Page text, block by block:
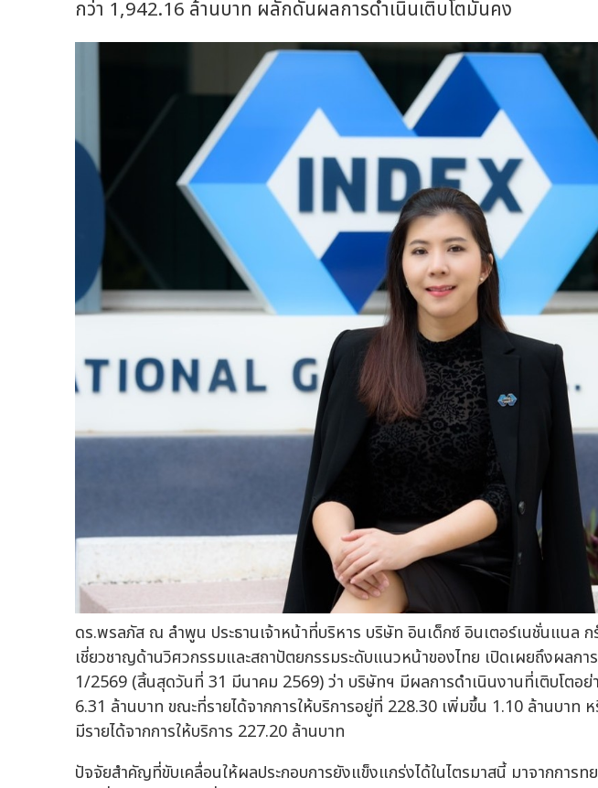
กว่า 1,942.16 ล้านบาท ผลักดันผลการดำเนินเติบโตมั่นคง
ดร.พรลภัส ณ ลำพูน ประธานเจ้าหน้าที่บริหาร บริษัท อินเด็กซ์ อินเตอร์เนชั่นแนล
เชี่ยวชาญด้านวิศวกรรมและสถาปัตยกรรมระดับแนวหน้าของไทย เปิดเผยถึงผลกา
1/2569 (สิ้นสุดวันที่ 31 มีนาคม 2569) ว่า บริษัทฯ มีผลการดำเนินงานที่เติบโตอย่
6.31 ล้านบาท ขณะที่รายได้จากการให้บริการอยู่ที่ 228.30 เพิ่มขึ้น 1.10 ล้านบาท
มีรายได้จากการให้บริการ 227.20 ล้านบาท
ปัจจัยสำคัญที่ขับเคลื่อนให้ผลประกอบการยังแข็งแกร่งได้ในไตรมาสนี้ มาจากการท